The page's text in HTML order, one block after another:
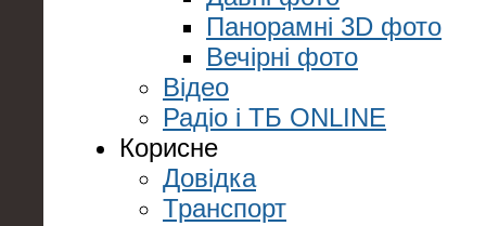
Панорамні 3D фото
Вечірні фото
Відео
Радіо і ТБ ONLINE
Корисне
Довідка
Транспорт